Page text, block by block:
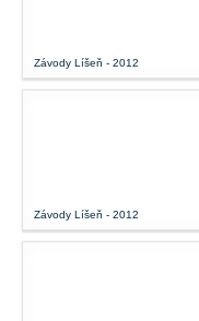
Závody Líšeň - 2012
Závody Líšeň - 2012